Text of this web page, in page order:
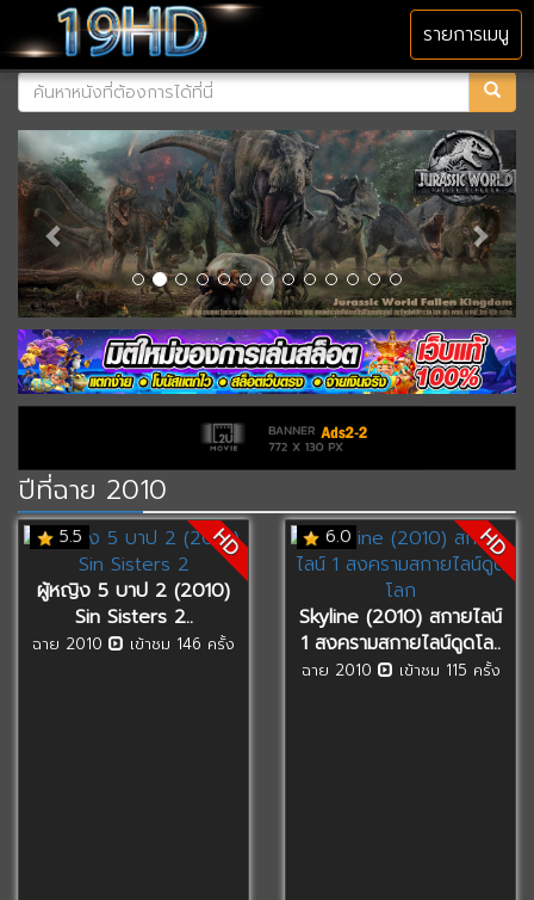
MENU
รายการเมนู
ปีที่ฉาย 2010
5.5 HD
ผู้หญิง 5 บาป 2 (2010)
Sin Sisters 2..
ฉาย 2010 เข้าชม 146 ครั้ง
6.0 HD
Skyline (2010) สกายไลน์
1 สงครามสกายไลน์ดูดโล..
ฉาย 2010 เข้าชม 115 ครั้ง